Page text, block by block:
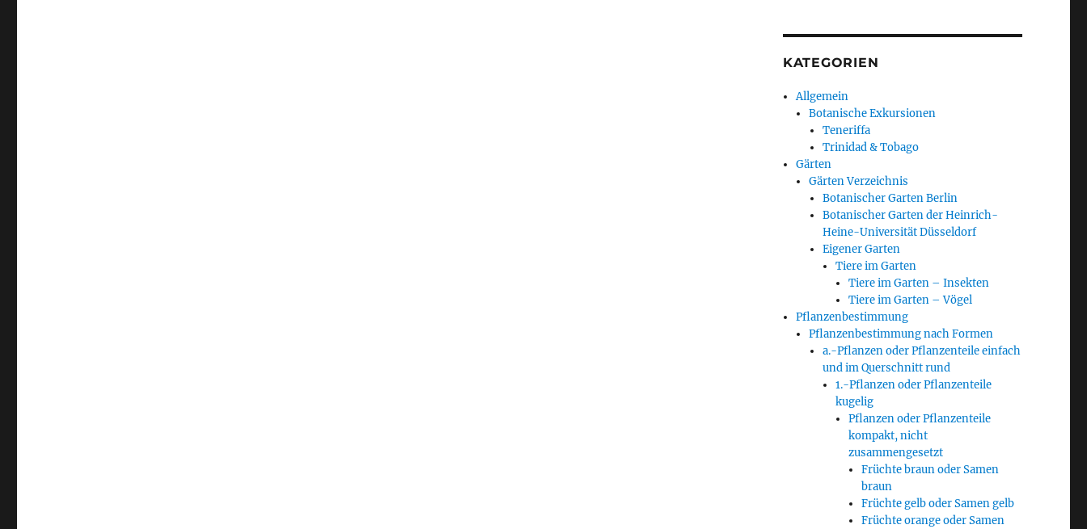
KATEGORIEN
Allgemein
Botanische Exkursionen
Teneriffa
Trinidad & Tobago
Gärten
Gärten Verzeichnis
Botanischer Garten Berlin
Botanischer Garten der Heinrich-
Heine-Universität Düsseldorf
Eigener Garten
Tiere im Garten
Tiere im Garten – Insekten
Tiere im Garten – Vögel
Pflanzenbestimmung
Pflanzenbestimmung nach Formen
a.-Pflanzen oder Pflanzenteile einfach
und im Querschnitt rund
1.-Pflanzen oder Pflanzenteile
kugelig
Pflanzen oder Pflanzenteile
kompakt, nicht
zusammengesetzt
Früchte braun oder Samen
braun
Früchte gelb oder Samen gelb
Früchte orange oder Samen